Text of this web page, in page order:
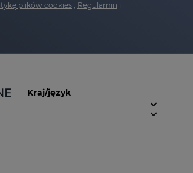
plików cookies , Regulamin i
Kraj/język